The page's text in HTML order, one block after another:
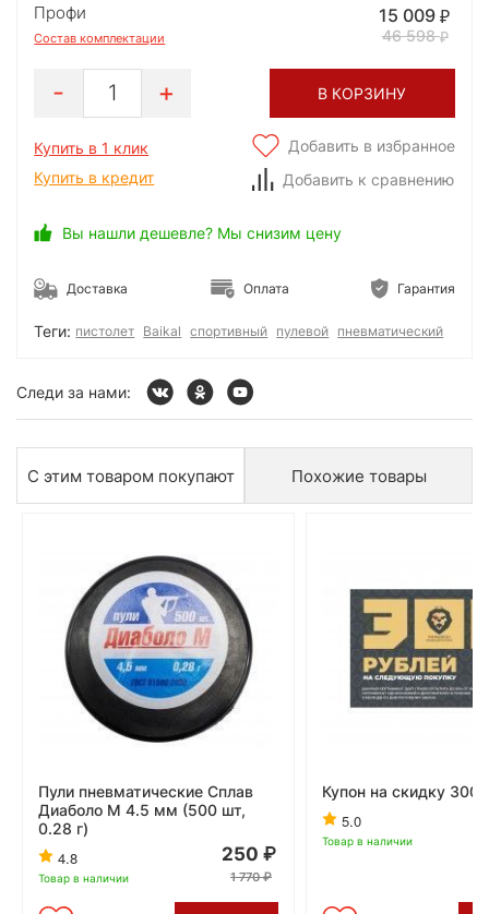
Профи
Состав комплектации
15 009
46 598
1 В КОРЗИНУ
Купить в 1 клик
Купить в кредит
Добавить в избранное
Добавить к сравнению
Вы нашли дешевле? Мы снизим цену
Доставка Оплата Гарантия
Теги: пистолет Baikal спортивный пулевой пневматический
Следи за нами:
С этим товаром покупают Похожие товары
Пули пневматические Сплав
Диаболо М 4.5 мм (500 шт,
0.28 г)
4.8
Товар в наличии
250
1 770
Купон на скидку 300
5.0
Товар в наличии